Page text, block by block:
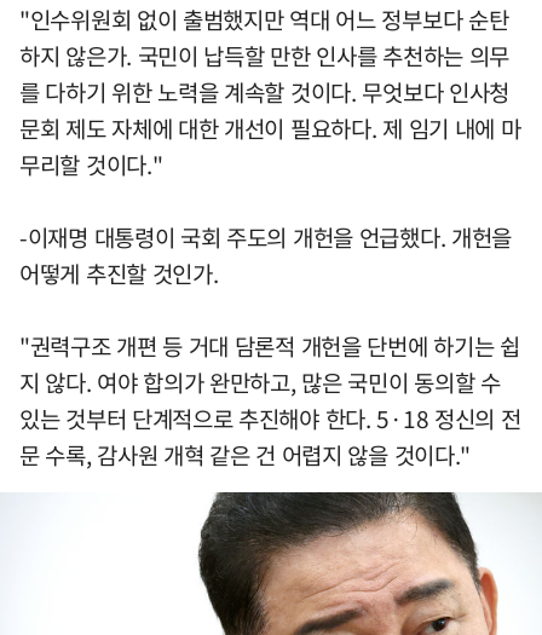
"인수위원회 없이 출범했지만 역대 어느 정부보다 순탄
하지 않은가. 국민이 납득할 만한 인사를 추천하는 의무
를 다하기 위한 노력을 계속할 것이다. 무엇보다 인사청
문회 제도 자체에 대한 개선이 필요하다. 제 임기 내에 마
무리할 것이다."
-이재명 대통령이 국회 주도의 개헌을 언급했다. 개헌을
어떻게 추진할 것인가.
"권력구조 개편 등 거대 담론적 개헌을 단번에 하기는 쉽
지 않다. 여야 합의가 완만하고, 많은 국민이 동의할 수
있는 것부터 단계적으로 추진해야 한다. 5·18 정신의 전
문 수록, 감사원 개혁 같은 건 어렵지 않을 것이다."